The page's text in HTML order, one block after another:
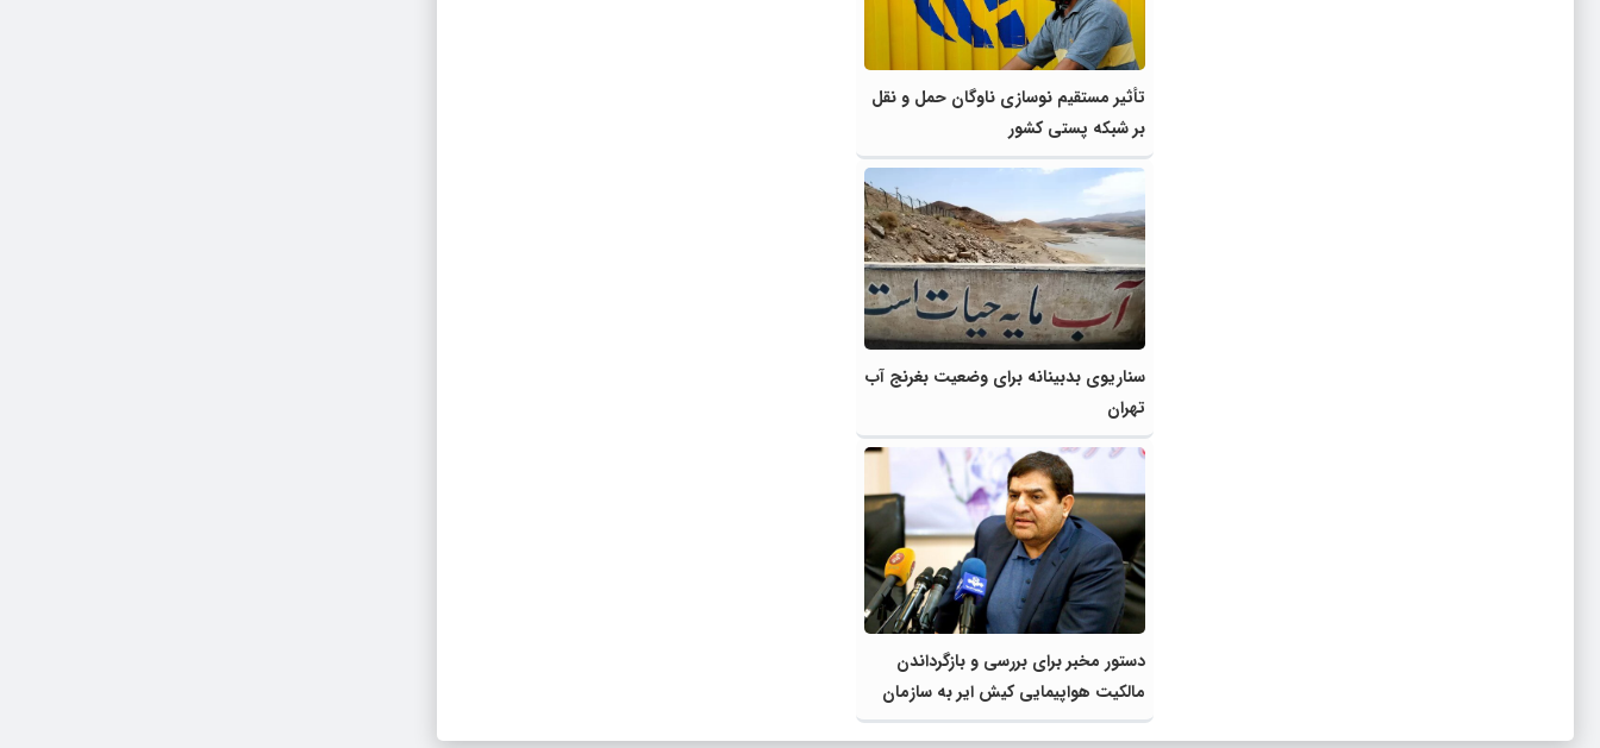
تأثیر مستقیم نوسازی ناوگان حمل و نقل
بر شبکه پستی کشور
سناریوی بدبینانه برای وضعیت بغرنج آب
تهران
دستور مخبر برای بررسی و بازگرداندن
مالکیت هواپیمایی کیش ایر به سازمان
منطقه آزاد کیش